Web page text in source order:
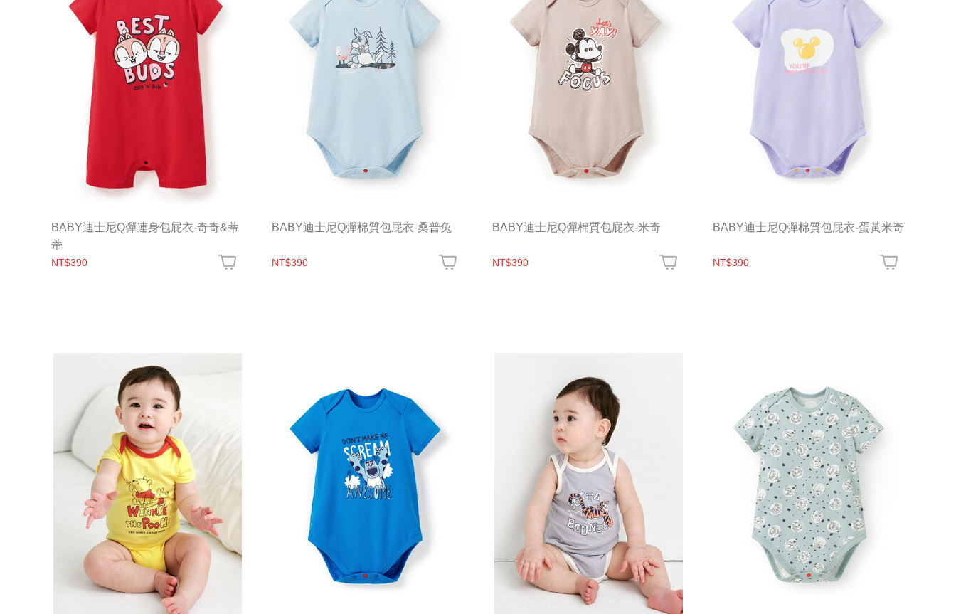
BABY迪士尼Q彈連身包屁衣-奇奇&蒂
蒂
NT$390
BABY迪士尼Q彈棉質包屁衣-桑普兔
NT$390
BABY迪士尼Q彈棉質包屁衣-米奇
NT$390
BABY迪士尼Q彈棉質包屁衣-蛋黃米奇
NT$390